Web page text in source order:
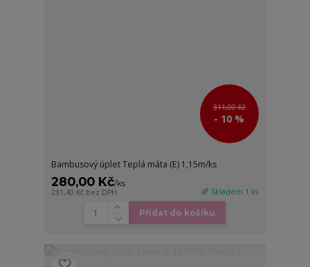
311,00 Kč
- 10 %
Bambusový úplet Teplá máta (E) 1,15m/ks
280,00 Kč/ks
231,40 Kč bez DPH 🌈 Skladem 1 ks
Přidat do košíku